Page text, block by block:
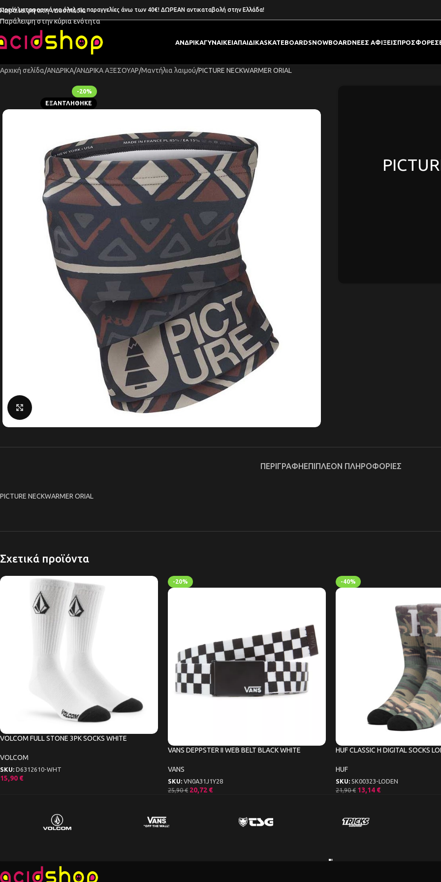
Παράλειψη στη ναυσιπλοΐα
Παράλειψη στην κύρια ενότητα
μεταφορικά για όλες τις παραγγελίες άνω των 40€! ΔΩΡΕΑΝ αντικαταβολή στην Ελλάδα!
ΑΝΔΡΙΚΑΓΥΝΑΙΚΕΙΑΠΑΙΔΙΚΑSKATEBOARDSNOWBOARDΝΕΕΣ ΑΦΙΞΕΙΣΠΡΟΣΦΟΡΕΣ
Αρχική σελίδα ΑΝΔΡΙΚΑ ΑΝΔΡΙΚΑ ΑΞΕΣΟΥΑΡ Μαντήλια λαιμού PICTURE NECKWARMER ORIAL
-20%
ΕΞΑΝΤΛΉΘΗΚΕ
ΠΕΡΙΓΡΑΦΉΕΠΙΠΛΈΟΝ ΠΛΗΡΟΦΟΡΊΕΣ
PICTURE NECKWARMER ORIAL
Σχετικά προϊόντα
VOLCOM FULL STONE 3PK SOCKS WHITE
VOLCOM
SKU: D6312610-WHT
15,90 €
-20%
VANS DEPPSTER II WEB BELT BLACK WHITE
VANS
SKU: VN0A31J1Y28
25,90€ 20,72 €
-40%
HUF CLASSIC H DIGITAL SOCKS
HUF
SKU: SK00323-LODEN
21,90€ 13,14 €